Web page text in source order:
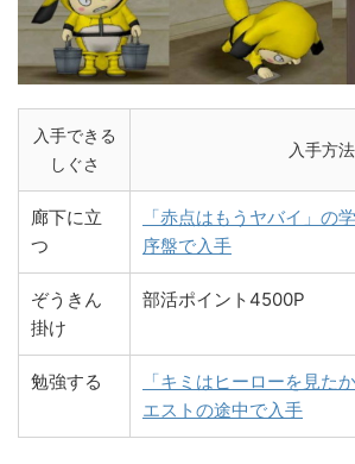
入手できる
しぐさ
入手方法
廊下に立
つ
「赤点はもうヤバイ」の
序盤で入手
ぞうきん
掛け
部活ポイント4500P
勉強する
「キミはヒーローを見た
エストの途中で入手